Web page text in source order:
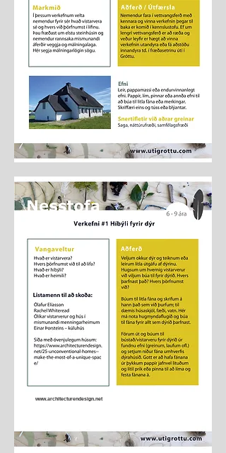
www.architecturendesign.net